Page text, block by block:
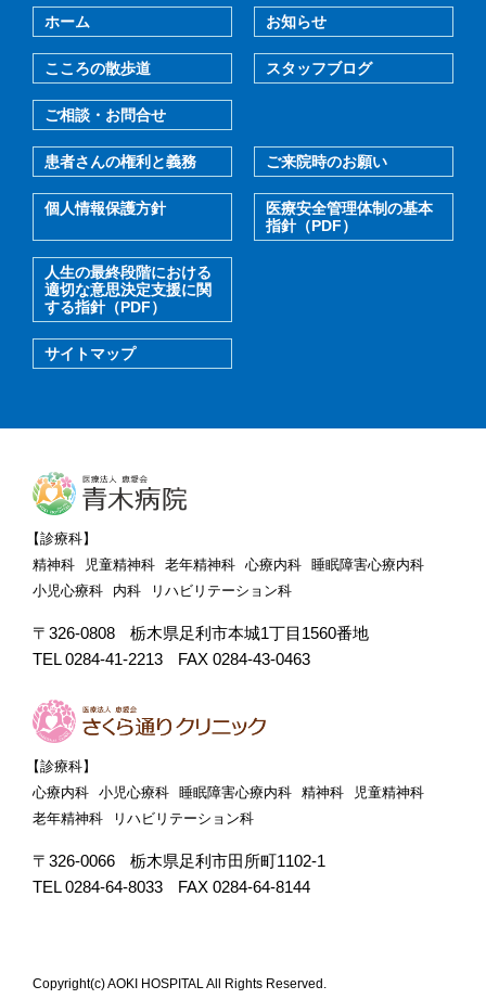
ホーム お知らせ
こころの散歩道 スタッフブログ
ご相談・お問合せ
患者さんの権利と義務 ご来院時のお願い
個人情報保護方針
医療安全管理体制の基本
指針（PDF）
人生の最終段階における
適切な意思決定支援に関
する指針（PDF）
サイトマップ
【診療科】
精神科
児童精神科 老年精神科 心療内科
睡眠障害心療内科
小児心療科
内科 リハビリテーション科
〒326-0808
栃木県足利市本城1丁目1560番地
TEL 0284-41-2213
FAX 0284-43-0463
【診療科】
心療内科 小児心療科 睡眠障害心療内科 精神科
児童精神科
老年精神科
リハビリテーション科
〒326-0066
栃木県足利市田所町1102-1
TEL 0284-64-8033
FAX 0284-64-8144
Copyright(c) AOKI HOSPITAL All Rights Reserved.